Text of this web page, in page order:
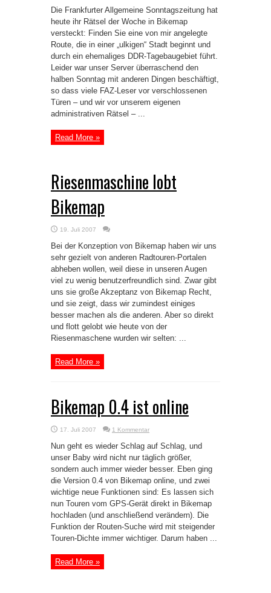
Die Frankfurter Allgemeine Sonntagszeitung hat
heute ihr Rätsel der Woche in Bikemap
versteckt: Finden Sie eine von mir angelegte
Route, die in einer „ulkigen“ Stadt beginnt und
durch ein ehemaliges DDR-Tagebaugebiet führt.
Leider war unser Server überraschend den
halben Sonntag mit anderen Dingen beschäftigt,
so dass viele FAZ-Leser vor verschlossenen
Türen – und wir vor unserem eigenen
administrativen Rätsel – ...
Read More »
Riesenmaschine lobt
Bikemap
19. Juli 2007
Bei der Konzeption von Bikemap haben wir uns
sehr gezielt von anderen Radtouren-Portalen
abheben wollen, weil diese in unseren Augen
viel zu wenig benutzerfreundlich sind. Zwar gibt
uns sie große Akzeptanz von Bikemap Recht,
und sie zeigt, dass wir zumindest einiges
besser machen als die anderen. Aber so direkt
und flott gelobt wie heute von der
Riesenmaschene wurden wir selten: ...
Read More »
Bikemap 0.4 ist online
17. Juli 2007 1 Kommentar
Nun geht es wieder Schlag auf Schlag, und
unser Baby wird nicht nur täglich größer,
sondern auch immer wieder besser. Eben ging
die Version 0.4 von Bikemap online, und zwei
wichtige neue Funktionen sind: Es lassen sich
nun Touren vom GPS-Gerät direkt in Bikemap
hochladen (und anschließend verändern). Die
Funktion der Routen-Suche wird mit steigender
Touren-Dichte immer wichtiger. Darum haben ...
Read More »